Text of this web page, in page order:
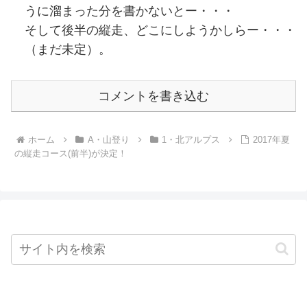
うに溜まった分を書かないとー・・・
そして後半の縦走、どこにしようかしらー・・・
（まだ未定）。
コメントを書き込む
ホーム A・山登り 1・北アルプス
2017年夏
の縦走コース(前半)が決定！